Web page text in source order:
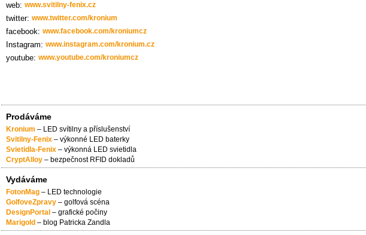
web: www.svitilny-fenix.cz
twitter: www.twitter.com/kronium
facebook: www.facebook.com/kroniumcz
Instagram: www.instagram.com/kronium.cz
youtube: www.youtube.com/kroniumcz
Prodáváme
Kronium – LED svítilny a příslušenství
Svitilny-Fenix – výkonné LED baterky
Svietidla-Fenix – výkonná LED svietidla
CryptAlloy – bezpečnost RFID dokladů
Vydáváme
FotonMag – LED technologie
GolfoveZpravy – golfová scéna
DesignPortal – grafické počiny
Marigold – blog Patricka Zandla